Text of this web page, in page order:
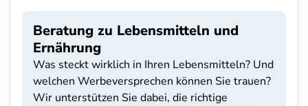
Beratung zu Lebensmitteln und
Ernährung
Was steckt wirklich in Ihren Lebensmitteln? Und
welchen Werbeversprechen können Sie trauen?
Wir unterstützen Sie dabei, die richtige